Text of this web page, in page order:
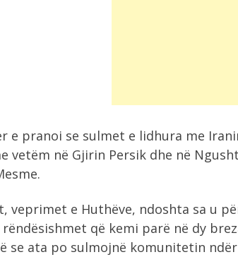
e pranoi se sulmet e lidhura me
vetëm në Gjirin Persik dhe në
veprimet e Huthëve, ndoshta sa u
që kemi parë në dy
se ata po sulmojnë komunitetin